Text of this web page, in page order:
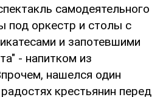
самодеятельного
под оркестр и столы с
и запотевшими
- напитком из
нашелся один
крестьянин перед